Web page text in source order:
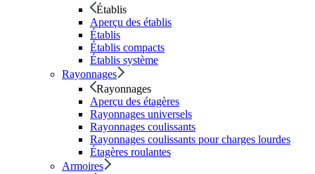
Établis
Aperçu des établis
Établis
Établis compacts
Établis système
Rayonnages
Rayonnages
Aperçu des étagères
Rayonnages universels
Rayonnages coulissants
Rayonnages coulissants pour charges lourdes
Étagères roulantes
Armoires